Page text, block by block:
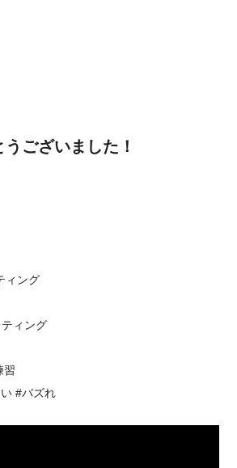
ございました！
ィング
ィング
習
#バズれ